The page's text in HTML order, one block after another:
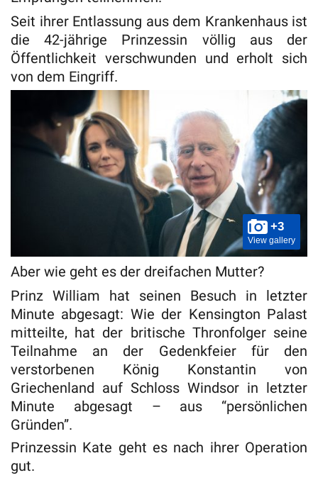
Seit ihrer Entlassung aus dem Krankenhaus ist
die 42-jährige Prinzessin völlig aus der
Öffentlichkeit verschwunden und erholt sich
von dem Eingriff.
+3
View gallery
Aber wie geht es der dreifachen Mutter?
Prinz William hat seinen Besuch in letzter
Minute abgesagt: Wie der Kensington Palast
mitteilte, hat der britische Thronfolger seine
Teilnahme an der Gedenkfeier für den
verstorbenen König Konstantin von
Griechenland auf Schloss Windsor in letzter
Minute abgesagt – aus “persönlichen
Gründen”.
Prinzessin Kate geht es nach ihrer Operation
gut.